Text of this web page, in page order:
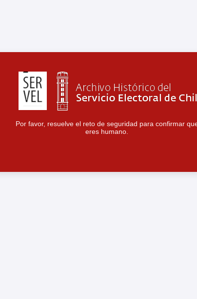
Por favor, resuelve el reto de seguridad para confirmar
eres humano.